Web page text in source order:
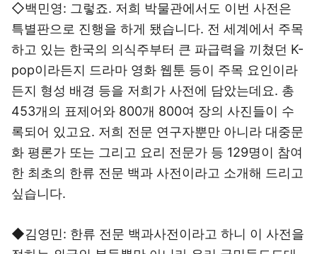
◇백민영: 그렇죠. 저희 박물관에서도 이번 사전은
특별판으로 진행을 하게 됐습니다. 전 세계에서 주목
하고 있는 한국의 의식주부터 큰 파급력을 끼쳤던 K-
pop이라든지 드라마 영화 웹툰 등이 주목 요인이라
든지 형성 배경 등을 저희가 사전에 담았는데요. 총
453개의 표제어와 800개 800여 장의 사진들이 수
록되어 있고요. 저희 전문 연구자뿐만 아니라 대중문
화 평론가 또는 그리고 요리 전문가 등 129명이 참여
한 최초의 한류 전문 백과 사전이라고 소개해 드리고
싶습니다.
◆김영민: 한류 전문 백과사전이라고 하니 이 사전을